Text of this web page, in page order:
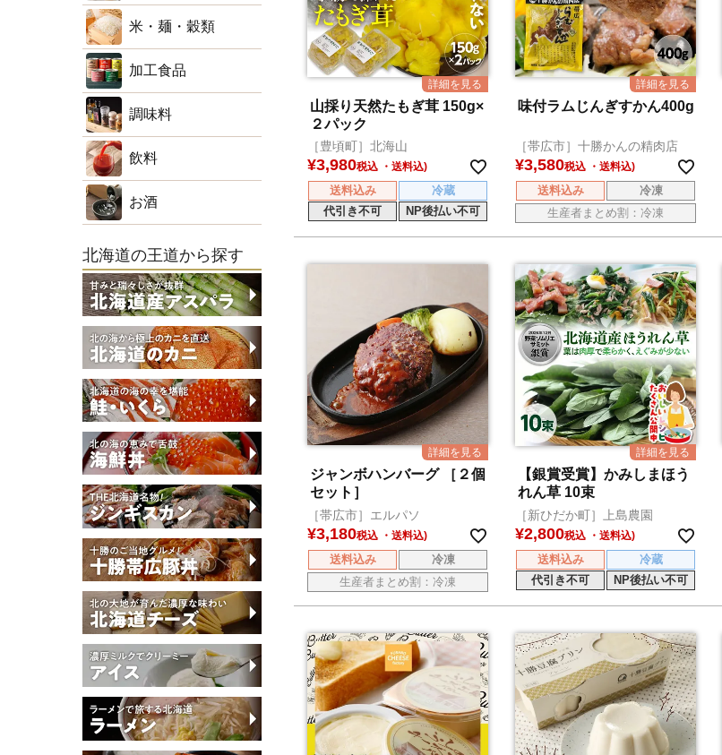
米・麺・穀類
加工食品
調味料
飲料
お酒
北海道の王道から探す
山採り天然たもぎ茸 150g×
２パック
［豊頃町］北海山
¥3,980税込
送料込み
冷蔵
代引き不可
NP後払い不可
味付ラムじんぎすかん400g
［帯広市］十勝かんの精肉店
¥3,580税込
送料込み
冷凍
生産者まとめ割：冷凍
ジャンボハンバーグ ［２個
セット］
［帯広市］エルパソ
¥3,180税込
送料込み
冷凍
生産者まとめ割：冷凍
【銀賞受賞】かみしまほう
れん草 10束
［新ひだか町］上島農園
¥2,800税込
送料込み
冷蔵
代引き不可
NP後払い不可